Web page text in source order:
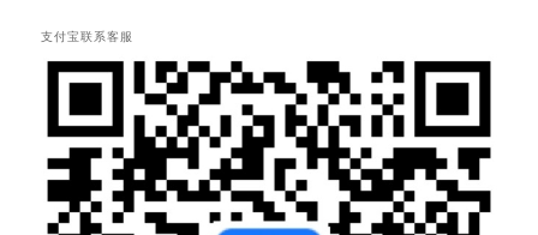
支付宝联系客服